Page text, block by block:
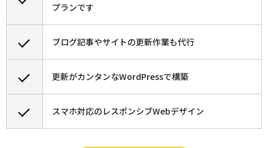
プランです
ブログ記事やサイトの更新作業も代行
更新がカンタンなWordPressで構築
スマホ対応のレスポンシブWebデザイン